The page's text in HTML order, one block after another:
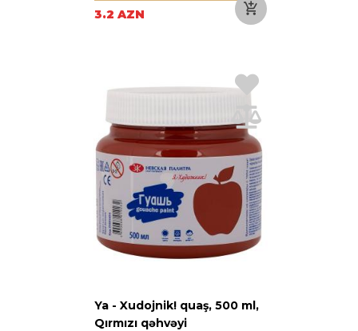
3.2 AZN
Ya - Xudojnik! quaş, 500 ml,
Qırmızı qəhvəyi